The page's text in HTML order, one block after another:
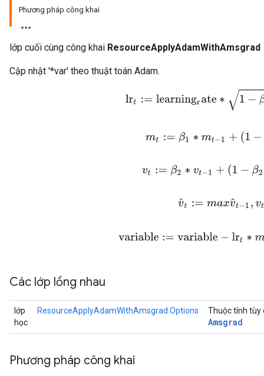
Phương pháp công khai
lớp cuối cùng công khai ResourceApplyAdamWithAmsgrad
Cập nhật '*var' theo thuật toán Adam.
lr ar a −β2t/(1
m t:=β 1 ∗mt−1 +(1 −β 1)
v t:=β2 ∗vt− 1+( 1 −β2) ∗g
v^t:= maxv^t−1, vt
variable:=variable− lrt∗ m t/(
Các lớp lồng nhau
lớp
học
ResourceApplyAdamWithAmsgrad.Options Thuộc tính tùy
Amsgrad
Phương pháp công khai